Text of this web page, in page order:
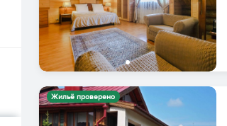
Жильё проверено